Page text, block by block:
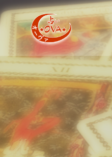
コ
ン
ツ
へ
ス
キ